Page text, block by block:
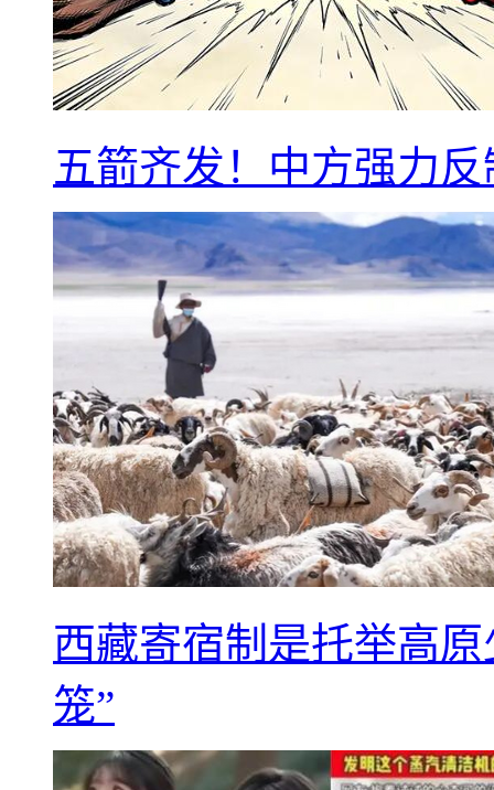
五箭齐发！中方强力
西藏寄宿制是托举高
笼”